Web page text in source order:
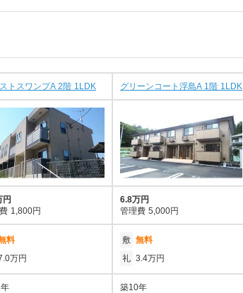
トスワンプA 2階 1LDK グリーンコート浮島A 1階 1LDK
円
1,800円
6.8万円
管理費 5,000円
料
万円
敷 無料
礼 3.4万円
築10年